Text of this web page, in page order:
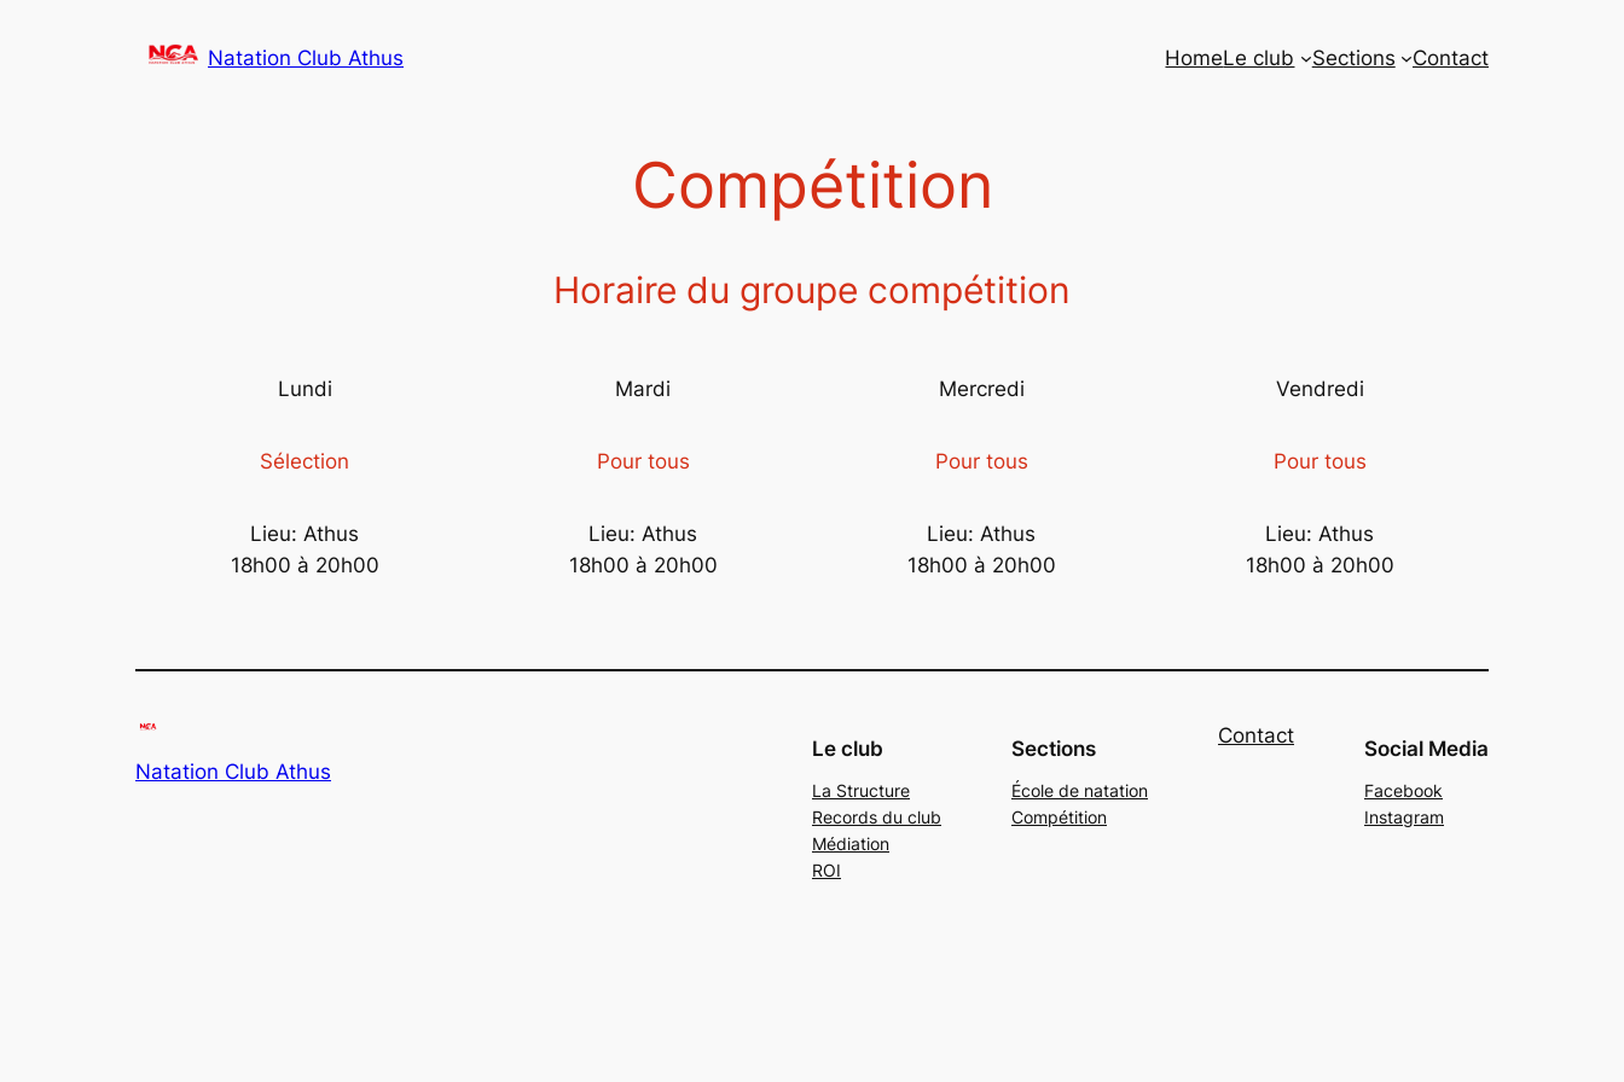
Natation Club Athus HomeLe club Sections Contact
Compétition
Horaire du groupe compétition
Lundi
Sélection
Lieu: Athus
18h00 à 20h00
Mardi
Pour tous
Lieu: Athus
18h00 à 20h00
Mercredi
Pour tous
Lieu: Athus
18h00 à 20h00
Vendredi
Pour tous
Lieu: Athus
18h00 à 20h00
Natation Club Athus
Le club
La Structure
Records du club
Médiation
ROI
Sections
École de natation
Compétition
Contact
Social Media
Facebook
Instagram